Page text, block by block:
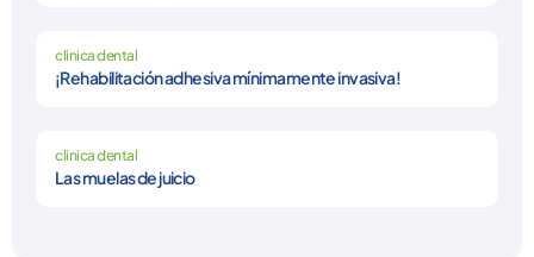
clinica dental
¡Rehabilitación adhesiva mínimamente invasiva!
clinica dental
Las muelas de juicio